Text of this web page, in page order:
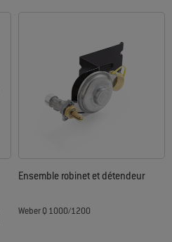
Ensemble robinet et détendeur
Weber Q 1000/1200